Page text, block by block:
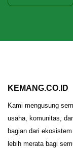
KEMANG.CO.ID
Kami mengusung
usaha, komunitas,
bagian dari
lebih merata bagi